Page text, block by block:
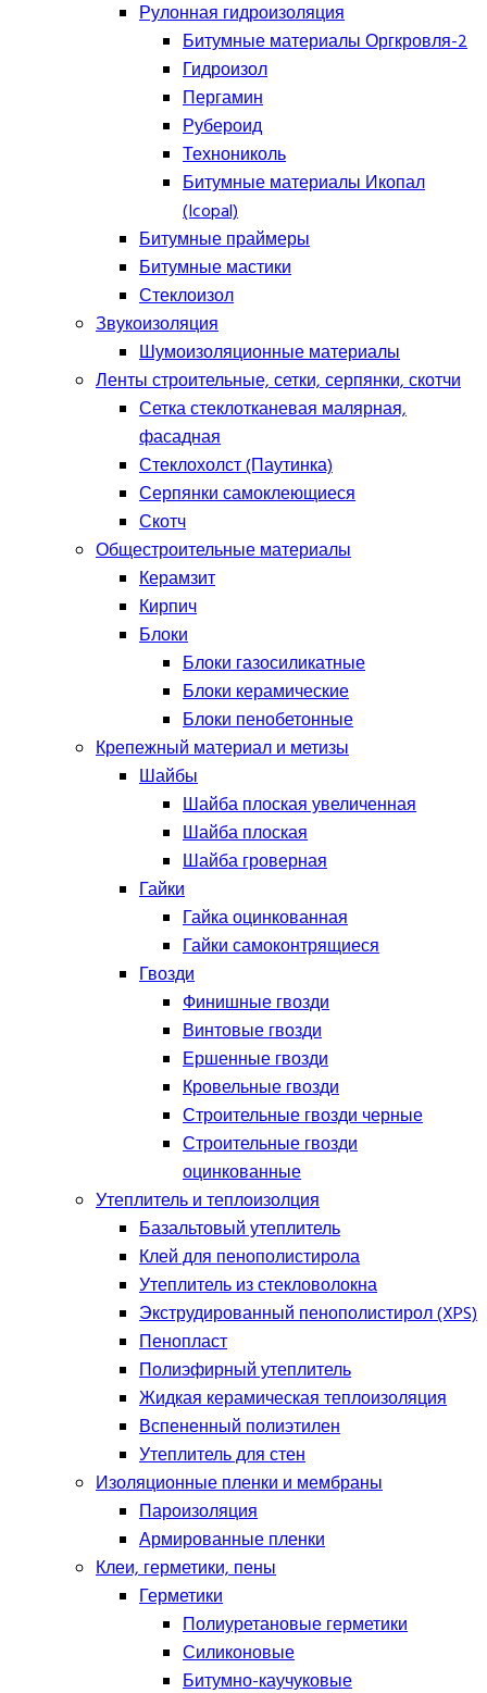
Рулонная гидроизоляция
Битумные материалы Оргкровля-2
Гидроизол
Пергамин
Рубероид
Технониколь
Битумные материалы Икопал
(Icopal)
Битумные праймеры
Битумные мастики
Стеклоизол
Звукоизоляция
Шумоизоляционные материалы
Ленты строительные, сетки, серпянки, скотчи
Сетка стеклотканевая малярная,
фасадная
Стеклохолст (Паутинка)
Серпянки самоклеющиеся
Скотч
Общестроительные материалы
Керамзит
Кирпич
Блоки
Блоки газосиликатные
Блоки керамические
Блоки пенобетонные
Крепежный материал и метизы
Шайбы
Шайба плоская увеличенная
Шайба плоская
Шайба гроверная
Гайки
Гайка оцинкованная
Гайки самоконтрящиеся
Гвозди
Финишные гвозди
Винтовые гвозди
Ершенные гвозди
Кровельные гвозди
Строительные гвозди черные
Строительные гвозди
оцинкованные
Утеплитель и теплоизолция
Базальтовый утеплитель
Клей для пенополистирола
Утеплитель из стекловолокна
Экструдированный пенополистирол (XPS)
Пенопласт
Полиэфирный утеплитель
Жидкая керамическая теплоизоляция
Вспененный полиэтилен
Утеплитель для стен
Изоляционные пленки и мембраны
Пароизоляция
Армированные пленки
Клеи, герметики, пены
Герметики
Полиуретановые герметики
Силиконовые
Битумно-каучуковые